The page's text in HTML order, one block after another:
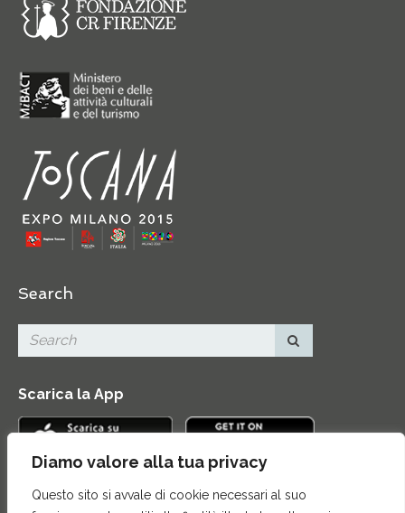
Diamo valore alla tua privacy
Questo sito si avvale di cookie necessari al suo
Search
Scarica la App
Contatti|Area Stampa|Mappa del sito |Credits